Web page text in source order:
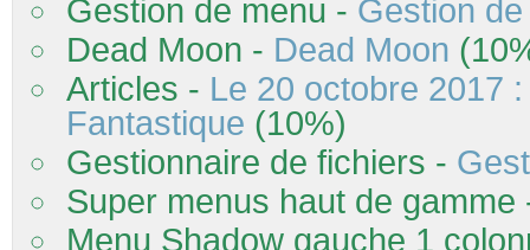
Gestion de menu - Gestion
Dead Moon - Dead Moon
Articles - Le 20 octobre 2017
Fantastique (10%)
Gestionnaire de fichiers -
Super menus haut de
Menu Shadow gauche 1